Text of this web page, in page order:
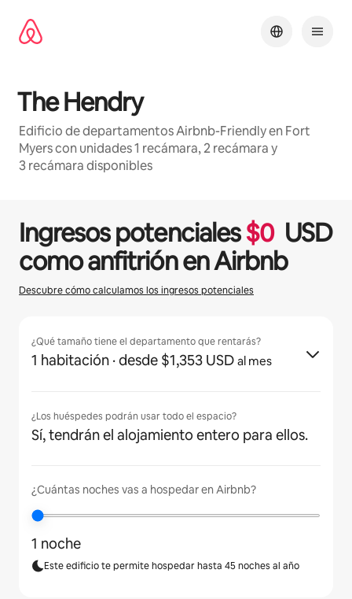
contenido
The Hendry
Edificio de departamentos Airbnb-Friendly en Fort
Myers con unidades 1 recámara, 2 recámara y
3 recámara disponibles
Ingresos potenciales$0 USD
como anfitrión en Airbnb
Descubre cómo calculamos los ingresos potenciales
¿Qué tamaño tiene el departamento que rentarás?
1 habitación · desde $1,353 USD al mes
¿Los huéspedes podrán usar todo el espacio?
Sí, tendrán el alojamiento entero para ellos.
¿Cuántas noches vas a hospedar en Airbnb?
1 noche
Este edificio te permite hospedar hasta 45 noches al año